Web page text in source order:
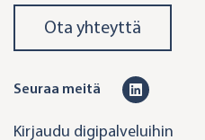
Ota yhteyttä
Seuraa meitä
Kirjaudu digipalveluihin